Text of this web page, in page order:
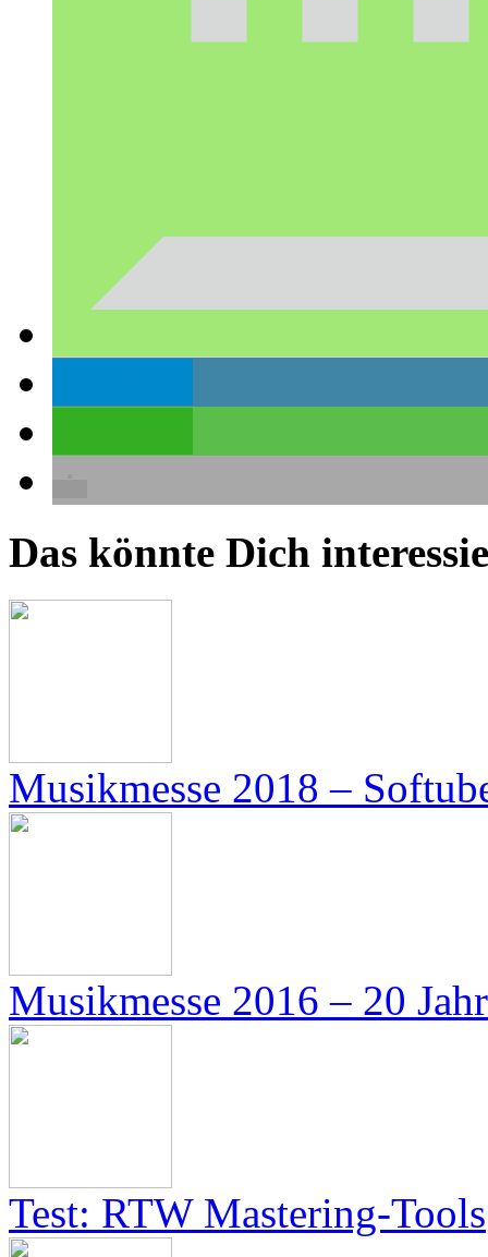
Das könnte Dich
Musikmesse 2018 –
Musikmesse 2016 – 20
Test: RTW Mastering-Tools